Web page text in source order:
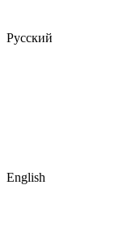
Русский
English